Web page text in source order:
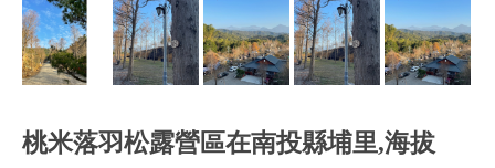
桃米落羽松露營區在南投縣埔里,海拔